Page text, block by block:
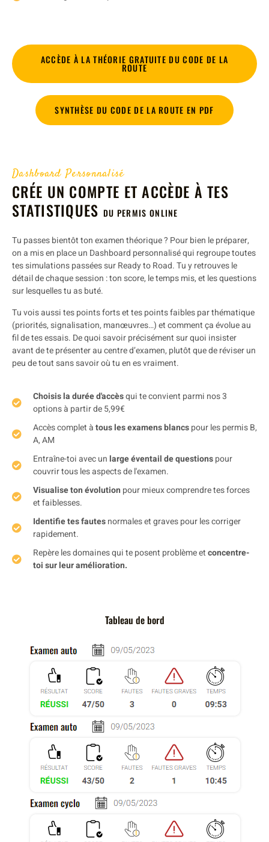
ACCÈDE À LA THÉORIE GRATUITE DU CODE DE LA
ROUTE
SYNTHÈSE DU CODE DE LA ROUTE EN PDF
Dashboard Personnalisé
CRÉE UN COMPTE ET ACCÈDE À TES
STATISTIQUES DU PERMIS ONLINE
Tu passes bientôt ton examen théorique ? Pour bien le préparer,
on a mis en place un Dashboard personnalisé qui regroupe toutes
tes simulations passées sur Ready to Road. Tu y retrouves le
détail de chaque session : ton score, le temps mis, et les questions
sur lesquelles tu as buté.
Tu vois aussi tes points forts et tes points faibles par thématique
(priorités, signalisation, manœuvres…) et comment ça évolue au
fil de tes essais. De quoi savoir précisément sur quoi insister
avant de te présenter au centre d’examen, plutôt que de réviser un
peu de tout sans savoir où tu en es vraiment.
Choisis la durée d'accèsqui te convient parmi nos 3
options à partir de 5,99€
Accès complet àtous les examens blancspour les permis B,
A, AM
Entraîne-toi avec unlarge éventail de questionspour
couvrir tous les aspects de l'examen.
Visualise ton évolution pour mieux comprendre tes forces
et faiblesses.
Identifie tes fautesnormales et graves pour les corriger
rapidement.
Repère les domaines qui te posent problème etconcentre-
toi sur leur amélioration.
Tableau de bord